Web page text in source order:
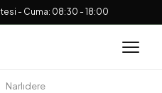
- Cuma: 08:30 - 18:00
Narlıdere